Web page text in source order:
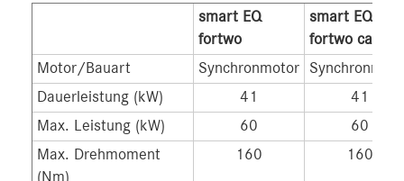
smart EQ
fortwo
smart EQ
fortwo cabrio
Motor/Bauart
Synchronmotor
Dauerleistung (kW)
41
41
Max. Leistung (kW)
60
60
Max. Drehmoment
(Nm)
160 160